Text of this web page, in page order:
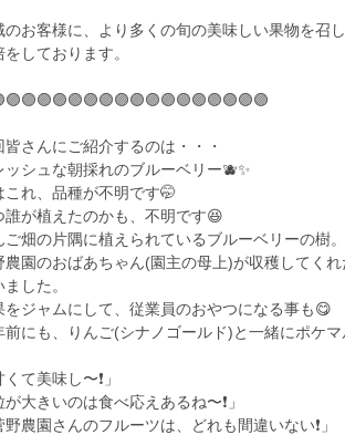
のお客様に、より多くの旬の美味しい果物を召
をしております。
皆さんにご紹介するのは・・・
ッシュな朝採れのブルーベリー🫐✨
これ、品種が不明です🤭
誰が植えたのかも、不明です😆
ご畑の片隅に植えられているブルーベリーの樹。
農園のおばあちゃん(園主の母上)が収穫してく
ました。
をジャムにして、従業員のおやつになる事も😋
前にも、りんご(シナノゴールド)と一緒にポケマ
くて美味し〜❗️」
が大きいのは食べ応えあるね〜❗️」
野農園さんのフルーツは、どれも間違いない❗️」